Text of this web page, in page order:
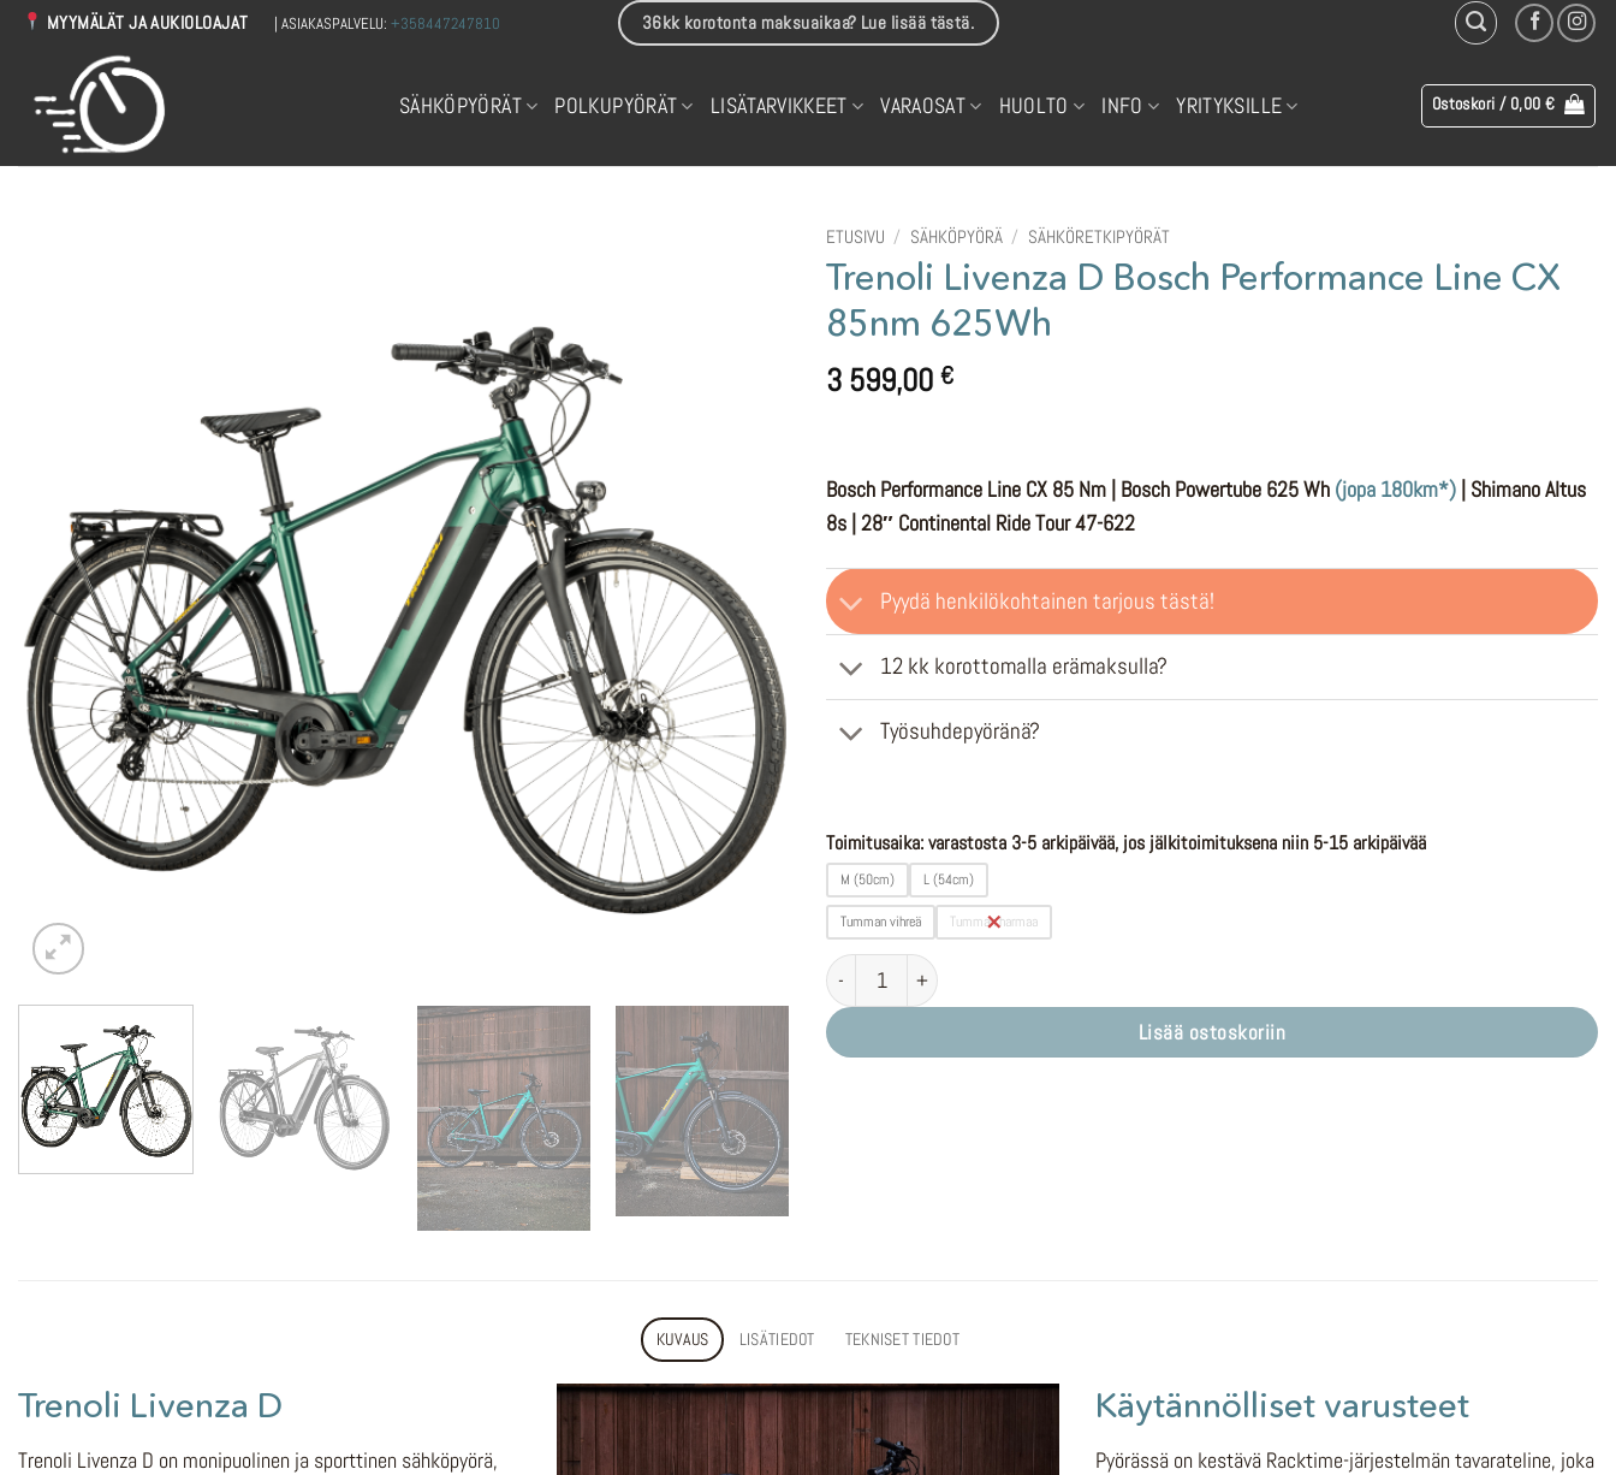
Skip
MYYMÄLÄT JA AUKIOLOAJAT | ASIAKASPALVELU:+358447247810 36kk korotonta maksuaikaa? Lue lisää tästä.
SÄHKÖPYÖRÄT POLKUPYÖRÄT LISÄTARVIKKEET VARAOSAT HUOLTO INFO YRITYKSILLE Ostoskori / 0,00 €
ETUSIVU / SÄHKÖPYÖRÄ / SÄHKÖRETKIPYÖRÄT
Trenoli Livenza D Bosch Performance Line CX
85nm 625Wh
3 599,00 €
Bosch Performance Line CX 85 Nm | Bosch Powertube 625 Wh (jopa 180km*) | Shimano Altus
8s | 28″ Continental Ride Tour 47-622
Pyydä henkilökohtainen tarjous tästä!
12 kk korottomalla erämaksulla?
Työsuhdepyöränä?
Toimitusaika: varastosta 3-5 arkipäivää, jos jälkitoimituksena niin 5-15 arkipäivää
M (50cm) L (54cm)
Tumman vihreä Tumman harmaa
Trenoli Livenza D Bosch Performance Line CX 85nm 625Wh määrä
Lisää ostoskoriin
KUVAUS LISÄTIEDOT TEKNISET TIEDOT
Trenoli Livenza D
Trenoli Livenza D on monipuolinen ja sporttinen sähköpyörä,
Käytännölliset varusteet
Pyörässä on kestävä Racktime-järjestelmän tavarateline, joka